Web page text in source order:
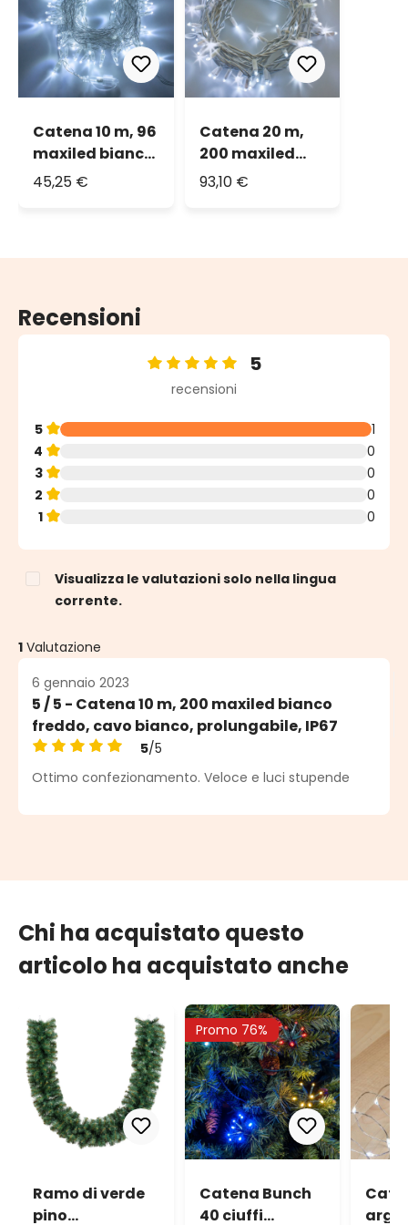
Catena 10 m, 96
maxiled bianco
freddo, cavo
45,25 €
Catena 20 m,
200 maxiled
bianco freddo,
93,10 €
Recensioni
Valutazione media di 5 su 5 stelle
5
recensioni
5
1
4
0
3
0
2
0
1
0
Visualizza le valutazioni solo nella lingua
corrente.
1 Valutazione
6 gennaio 2023
5 / 5 - Catena 10 m, 200 maxiled bianco
freddo, cavo bianco, prolungabile, IP67
Valutazione media di 5 su 5 stelle
5/5
Ottimo confezionamento. Veloce e luci stupende
Chi ha acquistato questo
articolo ha acquistato anche
Ramo di verde
pino
Promo 76%
Catena Bunch
40 ciuffi